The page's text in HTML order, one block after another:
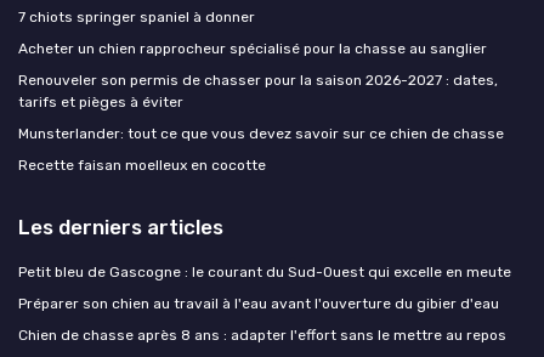
7 chiots springer spaniel à donner
Acheter un chien rapprocheur spécialisé pour la chasse au sanglier
Renouveler son permis de chasser pour la saison 2026-2027 : dates,
tarifs et pièges à éviter
Munsterlander: tout ce que vous devez savoir sur ce chien de chasse
Recette faisan moelleux en cocotte
Les derniers articles
Petit bleu de Gascogne : le courant du Sud-Ouest qui excelle en meute
Préparer son chien au travail à l'eau avant l'ouverture du gibier d'eau
Chien de chasse après 8 ans : adapter l'effort sans le mettre au repos